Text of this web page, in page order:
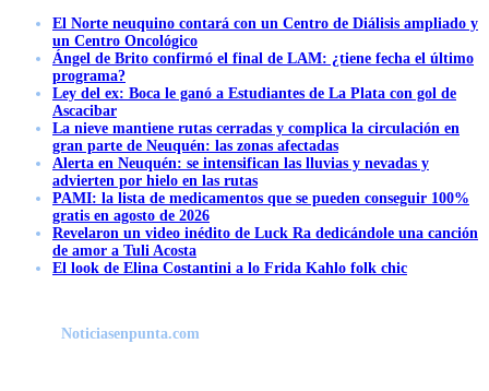
El Norte neuquino contará con un Centro de Diálisis ampliado y
un Centro Oncológico
Ángel de Brito confirmó el final de LAM: ¿tiene fecha el último
programa?
Ley del ex: Boca le ganó a Estudiantes de La Plata con gol de
Ascacibar
La nieve mantiene rutas cerradas y complica la circulación en
gran parte de Neuquén: las zonas afectadas
Alerta en Neuquén: se intensifican las lluvias y nevadas y
advierten por hielo en las rutas
PAMI: la lista de medicamentos que se pueden conseguir 100%
gratis en agosto de 2026
Revelaron un video inédito de Luck Ra dedicándole una canción
de amor a Tuli Acosta
El look de Elina Costantini a lo Frida Kahlo folk chic
Noticiasenpunta.com